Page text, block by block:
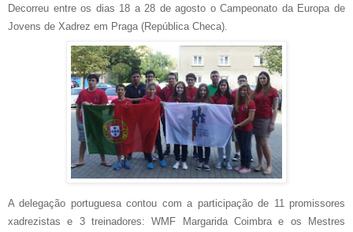
Decorreu entre os dias 18 a 28 de agosto o Campeonato da Europa de
Jovens de Xadrez em Praga (República Checa).
A delegação portuguesa contou com a participação de 11 promissores
xadrezistas e 3 treinadores: WMF Margarida Coimbra e os Mestres